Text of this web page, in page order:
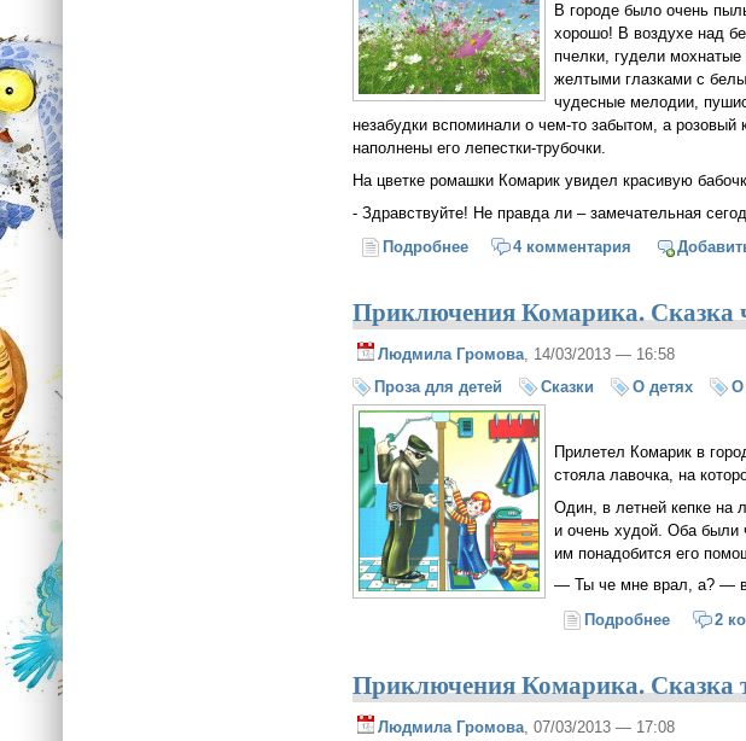
В городе было очень
хорошо! В воздухе над
пчелки, гудели
желтыми глазками с
чудесные мелодии,
незабудки вспоминали о чем-то забытом, а
наполнены его лепестки-трубочки.
На цветке ромашки Комарик увидел красивую
- Здравствуйте! Не правда ли – замечательная
Подробнеео Приключения Комарика. Сказка
4 комментария
Приключения Комарика. Сказка
Людмила Громова, 14/03/2013 — 16:58
Проза для детей
Сказки О детях О
Прилетел Комарик в
стояла лавочка, на
Один, в летней кепке на
и очень худой. Оба были
им понадобится его
— Ты че мне врал, а? —
Подробнеео 2
Приключения Комарика. Сказка
Людмила Громова , 07/03/2013 — 17:08